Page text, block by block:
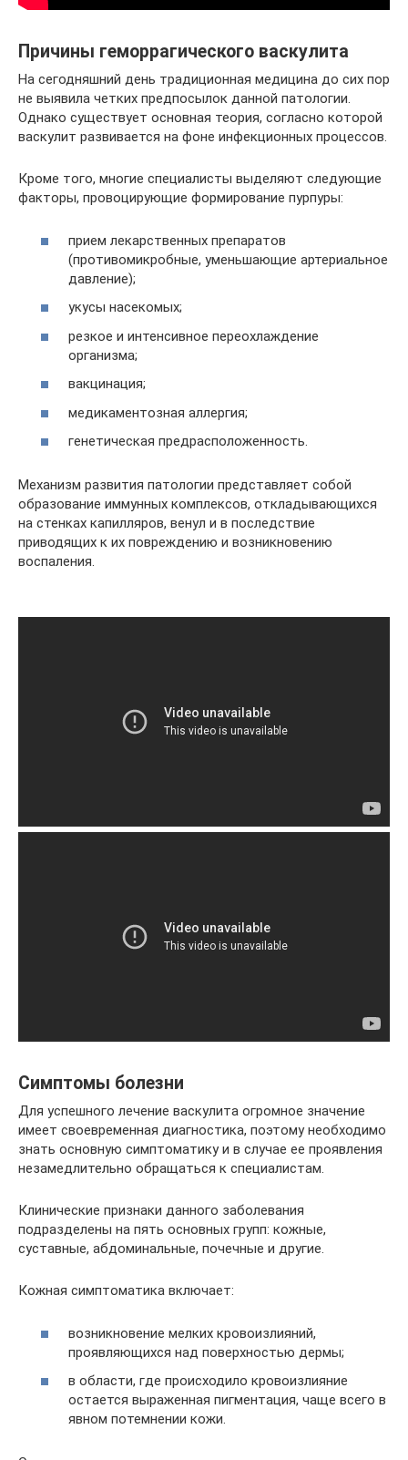
Причины геморрагического васкулита
На сегодняшний день традиционная медицина до сих пор
не выявила четких предпосылок данной патологии.
Однако существует основная теория, согласно которой
васкулит развивается на фоне инфекционных процессов.
Кроме того, многие специалисты выделяют следующие
факторы, провоцирующие формирование пурпуры:
прием лекарственных препаратов
(противомикробные, уменьшающие артериальное
давление);
укусы насекомых;
резкое и интенсивное переохлаждение
организма;
вакцинация;
медикаментозная аллергия;
генетическая предрасположенность.
Механизм развития патологии представляет собой
образование иммунных комплексов, откладывающихся
на стенках капилляров, венул и в последствие
приводящих к их повреждению и возникновению
воспаления.
Симптомы болезни
Для успешного лечение васкулита огромное значение
имеет своевременная диагностика, поэтому необходимо
знать основную симптоматику и в случае ее проявления
незамедлительно обращаться к специалистам.
Клинические признаки данного заболевания
подразделены на пять основных групп: кожные,
суставные, абдоминальные, почечные и другие.
Кожная симптоматика включает:
возникновение мелких кровоизлияний,
проявляющихся над поверхностью дермы;
в области, где происходило кровоизлияние
остается выраженная пигментация, чаще всего в
явном потемнении кожи.